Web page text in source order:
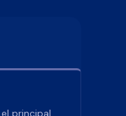
principal